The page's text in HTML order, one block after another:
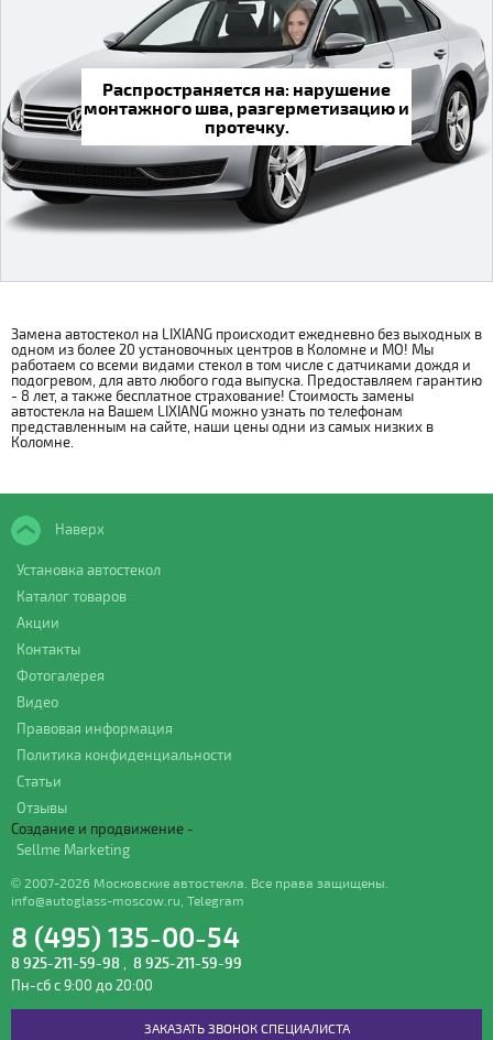
Распространяется на: нарушение
монтажного шва, разгерметизацию и
протечку.
Замена автостекол на LIXIANG происходит ежедневно без выходных в
одном из более 20 установочных центров в Коломне и МО! Мы
работаем со всеми видами стекол в том числе с датчиками дождя и
подогревом, для авто любого года выпуска. Предоставляем гарантию
- 8 лет, а также бесплатное страхование! Стоимость замены
автостекла на Вашем LIXIANG можно узнать по телефонам
представленным на сайте, наши цены одни из самых низких в
Коломне.
Наверх
Установка автостекол
Каталог товаров
Акции
Контакты
Фотогалерея
Видео
Правовая информация
Политика конфиденциальности
Статьи
Отзывы
Создание и продвижение -
Sellme Marketing
© 2007-2026 Московские автостекла. Все права защищены.
info@autoglass-moscow.ru Telegram
8 (495) 135-00-54
8 925-211-59-98
8 925-211-59-99
Пн-сб с 9:00 до 20:00
ЗАКАЗАТЬ ЗВОНОК СПЕЦИАЛИСТА